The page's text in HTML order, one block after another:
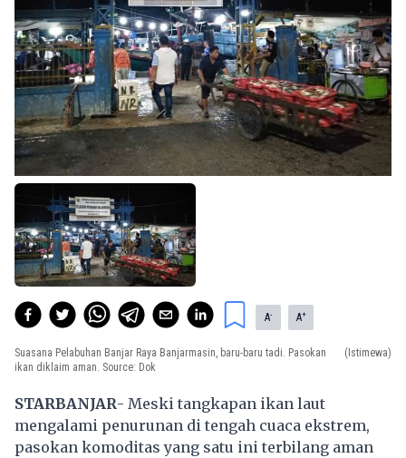
A- A+
Suasana Pelabuhan Banjar Raya Banjarmasin, baru-baru tadi. Pasokan
ikan diklaim aman. Source: Dok
(Istimewa)
STARBANJAR- Meski tangkapan ikan laut
mengalami penurunan di tengah cuaca ekstrem,
pasokan komoditas yang satu ini terbilang aman